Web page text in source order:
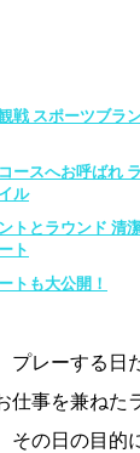
戦 スポーツブラ
ースへお呼ばれ
ル
トとラウンド 清
ト
トも大公開！
プレーする日
仕事を兼ねた
その日の目的